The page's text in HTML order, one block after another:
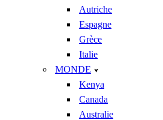
Autriche
Espagne
Grèce
Italie
MONDE
Kenya
Canada
Australie